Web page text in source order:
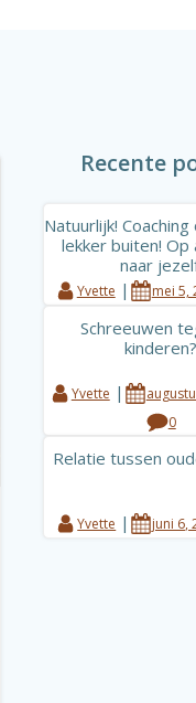
Recente
Natuurlijk!
lekker buiten! Op
naar
Yvette | mei 5,
Schreeuwen
kinderen?
Yvette |
0
Relatie tussen
Yvette | juni 6,